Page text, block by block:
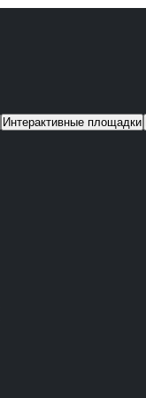
Интерактивные площадки